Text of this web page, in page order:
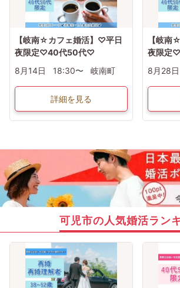
【岐南☆カフェ婚活】♡平日
夜限定♡40代50代♡
8月14日
18:30〜 岐南町
詳細を見る
【岐南
夜限定
8月28日
可児市の人気婚活ラン